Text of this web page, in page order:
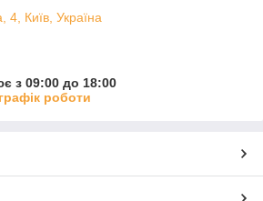
4, Київ, Україна
з 09:00 до 18:00
роботи